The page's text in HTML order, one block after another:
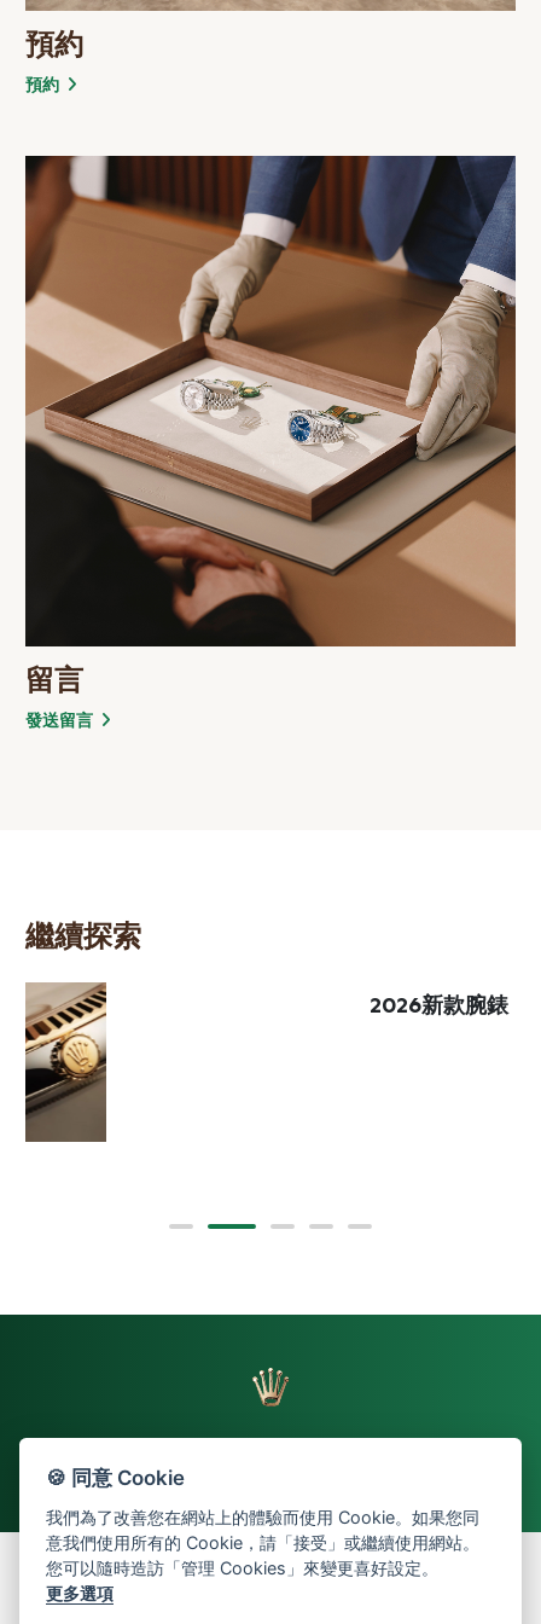
預約
預約
留言
發送留言
繼續探索
2026新款腕錶
返回頁首
🍪 同意 Cookie
我們為了改善您在網站上的體驗而使用 Cookie。如果您同
意我們使用所有的 Cookie，請「接受」或繼續使用網站。
您可以隨時造訪「管理 Cookies」來變更喜好設定。
更多選項